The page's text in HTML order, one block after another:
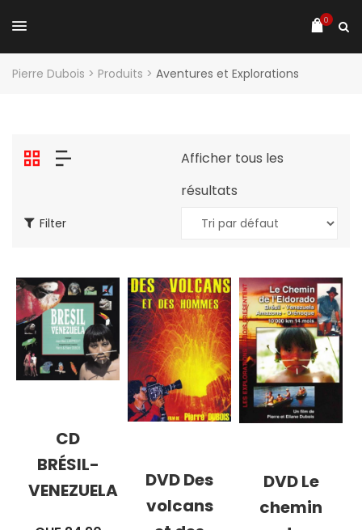
0
Pierre Dubois > Produits > Aventures et Explorations
Afficher tous les
résultats
Filter
CD
BRÉSIL-
VENEZUELA
DVD Des
volcans
DVD Le
chemin